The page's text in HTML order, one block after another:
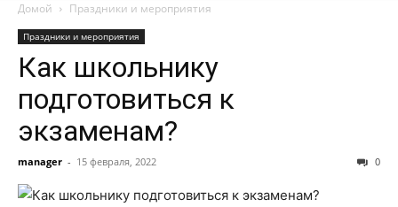
Домой Праздники и мероприятия
Праздники и мероприятия
Как школьнику
подготовиться к
экзаменам?
manager - 15 февраля, 2022 0